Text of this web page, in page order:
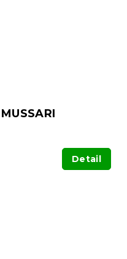
Detail